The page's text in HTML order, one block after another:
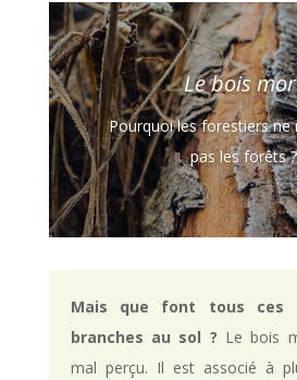
Le bois
Pourquoi les forestiers ne
pas les forêts ?
Mais que font tous ces
branches au sol ? Le bois
mal perçu. Il est associé à